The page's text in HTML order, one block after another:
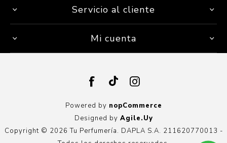
Servicio al cliente
Mi cuenta
Powered by nopCommerce
Designed by Agile.Uy
Copyright © 2026 Tu Perfumería. DAPLA S.A. 211620770013 -